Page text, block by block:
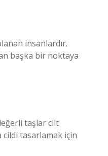
insanlardır.
başka bir noktaya
taşlar cilt
cildi tasarlamak için